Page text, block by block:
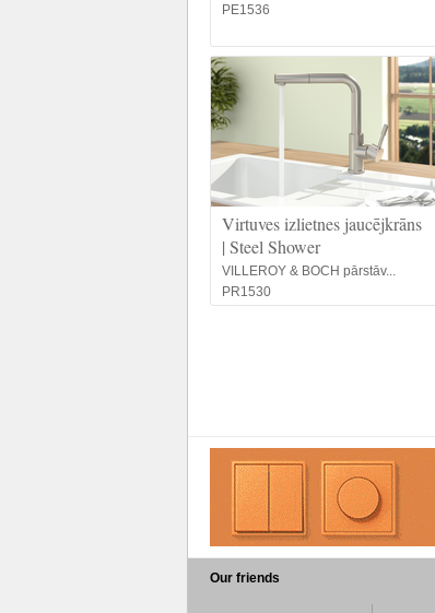
PE1536
Virtuves izlietnes jaucējkrāns
| Steel Shower
VILLEROY & BOCH pārstāv...
PR1530
Our friends